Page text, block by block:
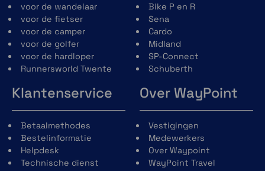
voor de wandelaar
voor de fietser
voor de camper
voor de golfer
voor de hardloper
Runnersworld Twente
Bike P en R
Sena
Cardo
Midland
SP-Connect
Schuberth
Klantenservice
Betaalmethodes
Bestelinformatie
Helpdesk
Technische dienst
Over WayPoint
Vestigingen
Medewerkers
Over Waypoint
WayPoint Travel